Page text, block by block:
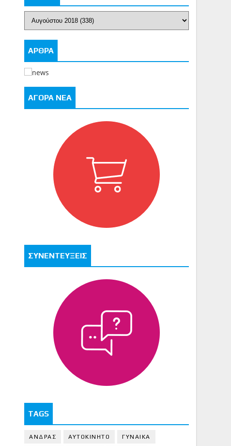
ΑΡΘΡΑ
ΑΓΟΡΑ ΝΕΑ
ΣΥΝΕΝΤΕΥΞΕΙΣ
TAGS
ΑΝΔΡΑΣ ΑΥΤΟΚΙΝΗΤΟ ΓΥΝΑΙΚΑ